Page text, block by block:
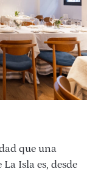
que una
Isla es, desde